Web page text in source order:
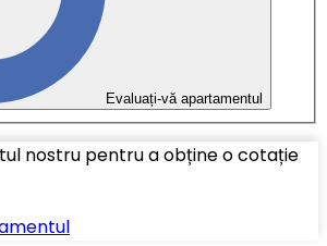
Evaluați-vă apartamentul
nostru pentru a obține o cotație